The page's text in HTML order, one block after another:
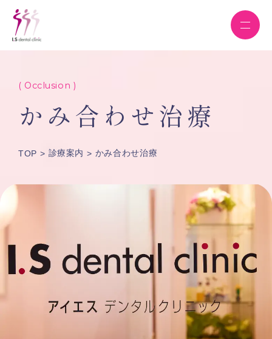
( Occlusion )
かみ合わせ治療
TOP 診療案内 かみ合わせ治療